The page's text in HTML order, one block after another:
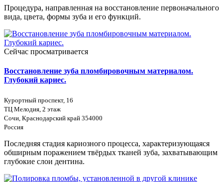
Процедура, направленная на восстановление первоначального
вида, цвета, формы зуба и его функций.
Сейчас просматривается
Восстановление зуба пломбировочным материалом.
Глубокий кариес.
Курортный проспект, 16
ТЦ Мелодия, 2 этаж
Сочи, Краснодарский край 354000
Россия
Последняя стадия кариозного процесса, характеризующаяся
обширным поражением твёрдых тканей зуба, захватывающим
глубокие слои дентина.